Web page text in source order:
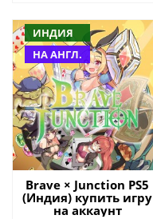
ИНДИЯ
НА АНГЛ.
Brave × Junction PS5
(Индия) купить игру
на аккаунт